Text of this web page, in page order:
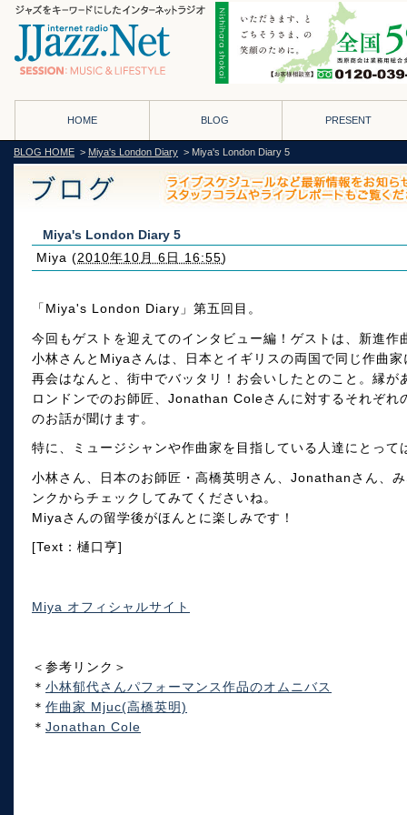
HOME BLOG PRESENT
BLOG HOME > Miya's London Diary > Miya's London Diary 5
Miya's London Diary 5
Miya (2010年10月 6日 16:55)
「Miya's London Diary」第五回目。
今回もゲストを迎えてのインタビュー編！ゲストは、新進作
小林さんとMiyaさんは、日本とイギリスの両国で同じ作曲
再会はなんと、街中でバッタリ！お会いしたとのこと。縁が
ロンドンでのお師匠、Jonathan Coleさんに対するそれぞれ
のお話が聞けます。
特に、ミュージシャンや作曲家を目指している人達にとって
小林さん、日本のお師匠・高橋英明さん、Jonathanさん、
ンクからチェックしてみてくださいね。
Miyaさんの留学後がほんとに楽しみです！
[Text：樋口亨]
Miya オフィシャルサイト
＜参考リンク＞
＊ 小林郁代さんパフォーマンス作品のオムニバス
＊ 作曲家 Mjuc(高橋英明)
＊ Jonathan Cole